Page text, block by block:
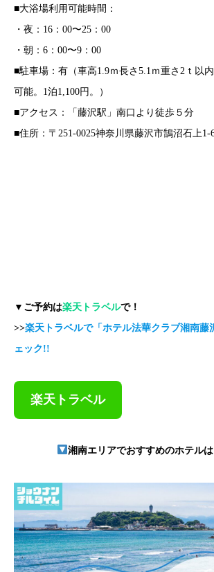
■大浴場利用可能時間：
・夜：16：00〜25：00
・朝：6：00〜9：00
■駐車場：有（車高1.9ｍ長さ5.1ｍ重さ2ｔ以
可能。1泊1,100円。）
■アクセス：「藤沢駅」南口より徒歩５分
■住所：〒251-0025神奈川県藤沢市鵠沼石上1-
▼ご予約は楽天トラベルで！
>>楽天トラベルで「ホテル法華クラブ湘南藤
ェック!!
楽天トラベル
湘南エリアでおすすめのホテル